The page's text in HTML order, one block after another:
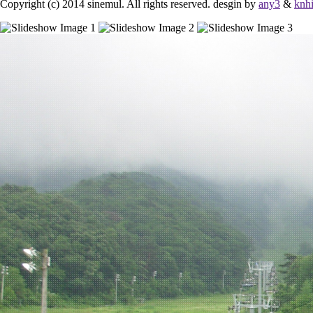
Copyright (c) 2014 sinemul. All rights reserved. desgin by any3 &